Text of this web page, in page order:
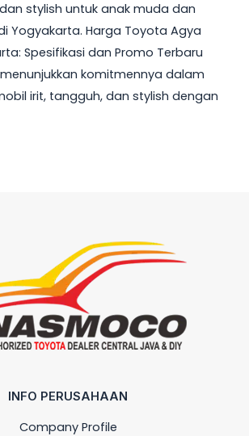
stylish untuk anak muda dan
Yogyakarta. Harga Toyota Agya
Spesifikasi dan Promo Terbaru
komitmennya dalam
irit, tangguh, dan stylish dengan
INFO PERUSAHAAN
Company Profile